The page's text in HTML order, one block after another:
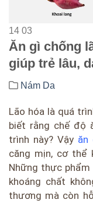
14 03
Ăn gì chống
giúp trẻ lâu,
Nám Da
Lão hóa là quá
biết rằng chế độ
trình này? Vậy ăn
căng mịn, cơ thể
Những thực
khoáng chất
thương mà còn